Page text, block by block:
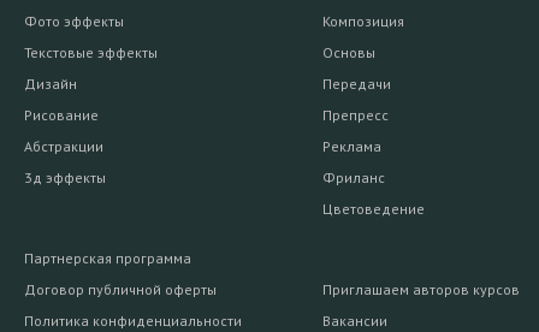
Фото эффекты
Текстовые эффекты
Дизайн
Рисование
Абстракции
3д эффекты
Композиция
Основы
Передачи
Препресс
Реклама
Фриланс
Цветоведение
Партнерская программа
Договор публичной оферты
Политика конфиденциальности
Приглашаем авторов курсов
Вакансии